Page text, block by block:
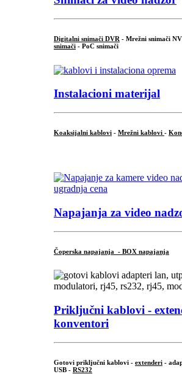
Digitalni snimači DVR - Mrežni snimači
snimači - PoC snimači
Instalacioni materijal
Koaksijalni kablovi - Mrežni kablovi -
Napajanja za video
Čoperska napajanja - BOX napajanja
Priključni kablovi -
konventori
Gotovi priključni kablovi - extenderi -
USB - RS232